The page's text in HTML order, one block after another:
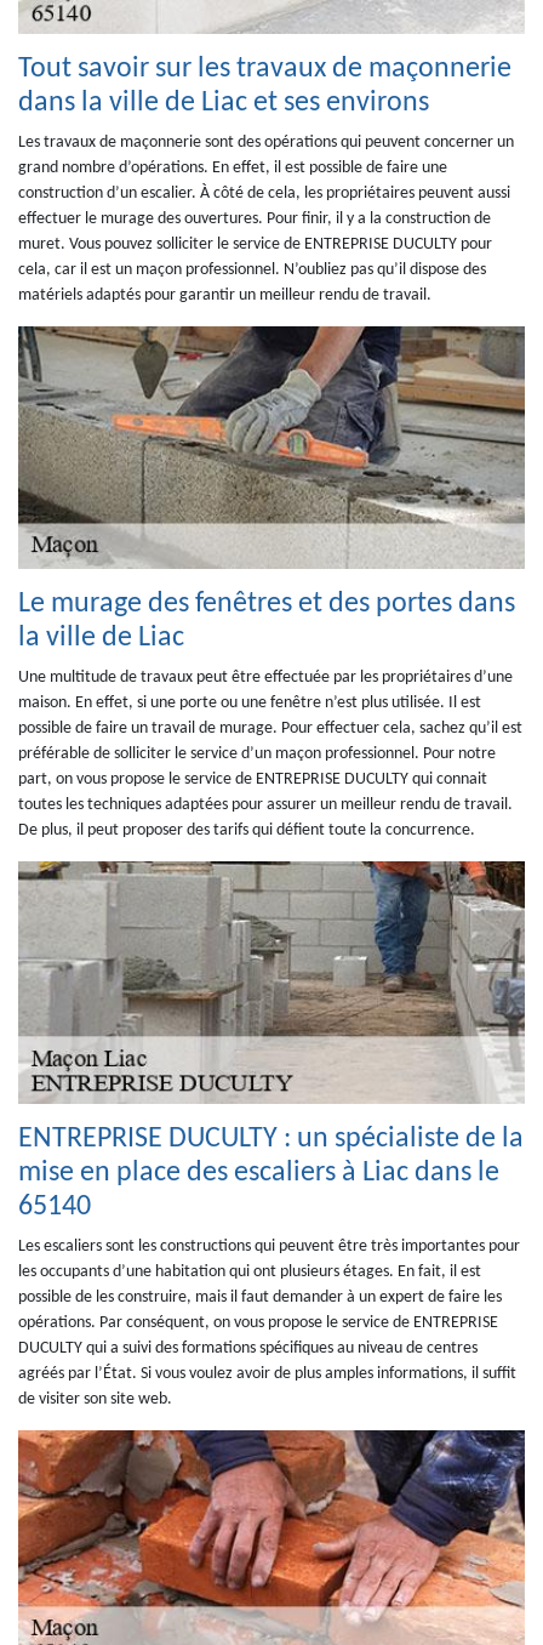
Tout savoir sur les travaux de maçonnerie
dans la ville de Liac et ses environs
Les travaux de maçonnerie sont des opérations qui peuvent concerner un
grand nombre d’opérations. En effet, il est possible de faire une
construction d’un escalier. À côté de cela, les propriétaires peuvent aussi
effectuer le murage des ouvertures. Pour finir, il y a la construction de
muret. Vous pouvez solliciter le service de ENTREPRISE DUCULTY pour
cela, car il est un maçon professionnel. N’oubliez pas qu’il dispose des
matériels adaptés pour garantir un meilleur rendu de travail.
Le murage des fenêtres et des portes dans
la ville de Liac
Une multitude de travaux peut être effectuée par les propriétaires d’une
maison. En effet, si une porte ou une fenêtre n’est plus utilisée. Il est
possible de faire un travail de murage. Pour effectuer cela, sachez qu’il est
préférable de solliciter le service d’un maçon professionnel. Pour notre
part, on vous propose le service de ENTREPRISE DUCULTY qui connait
toutes les techniques adaptées pour assurer un meilleur rendu de travail.
De plus, il peut proposer des tarifs qui défient toute la concurrence.
ENTREPRISE DUCULTY : un spécialiste de la
mise en place des escaliers à Liac dans le
65140
Les escaliers sont les constructions qui peuvent être très importantes pour
les occupants d’une habitation qui ont plusieurs étages. En fait, il est
possible de les construire, mais il faut demander à un expert de faire les
opérations. Par conséquent, on vous propose le service de ENTREPRISE
DUCULTY qui a suivi des formations spécifiques au niveau de centres
agréés par l’État. Si vous voulez avoir de plus amples informations, il suffit
de visiter son site web.